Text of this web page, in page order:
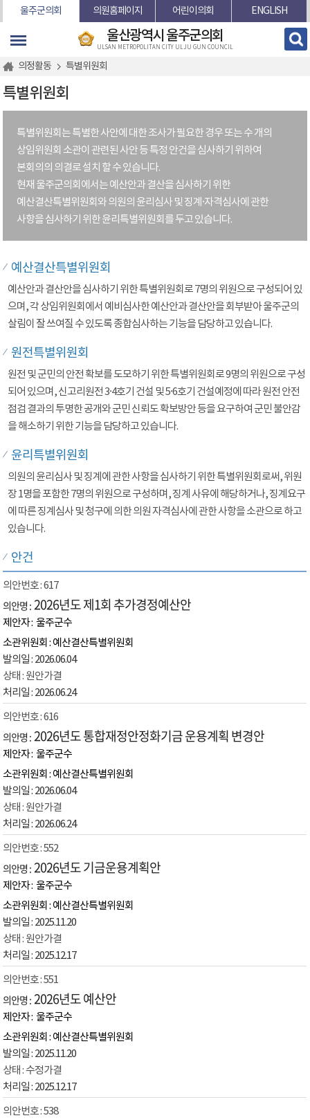
본문바로가기
울주군의회 의원홈페이지 어린이의회 ENGLISH
울산광역시 울주군의회
ULSAN METROPOLITAN CITY ULJU GUN COUNCIL
의정활동 특별위원회
특별위원회
특별위원회는 특별한 사안에 대한 조사가 필요한 경우 또는 수 개의
상임위원회 소관이 관련된 사안 등 특정 안건을 심사하기 위하여
본회의의 의결로 설치 할 수 있습니다.
현재 울주군의회에서는 예산안과 결산을 심사하기 위한
예산결산특별위원회와 의원의 윤리심사 및 징계·자격심사에 관한
사항을 심사하기 위한 윤리특별위원회를 두고 있습니다.
예산결산특별위원회
예산안과 결산안을 심사하기 위한 특별위원회로 7명의 위원으로 구성되어 있
으며, 각 상임위원회에서 예비심사한 예산안과 결산안을 회부받아 울주군의
살림이 잘 쓰여질 수 있도록 종합심사하는 기능을 담당하고 있습니다.
원전특별위원회
원전 및 군민의 안전 확보를 도모하기 위한 특별위원회로 9명의 위원으로 구성
되어 있으며, 신고리원전 3·4호기 건설 및 5·6호기 건설예정에 따라 원전 안전
점검 결과의 투명한 공개와 군민 신뢰도 확보방안 등을 요구하여 군민 불안감
을 해소하기 위한 기능을 담당하고 있습니다.
윤리특별위원회
의원의 윤리심사 및 징계에 관한 사항을 심사하기 위한 특별위원회로써, 위원
장 1명을 포함한 7명의 위원으로 구성하며, 징계 사유에 해당하거나, 징계요구
에 따른 징계심사 및 청구에 의한 의원 자격심사에 관한 사항을 소관으로 하고
있습니다.
안건
617
2026년도 제1회 추가경정예산안
울주군수
예산결산특별위원회
2026.06.04
원안가결
2026.06.24
616
2026년도 통합재정안정화기금 운용계획 변경안
울주군수
예산결산특별위원회
2026.06.04
원안가결
2026.06.24
552
2026년도 기금운용계획안
울주군수
예산결산특별위원회
2025.11.20
원안가결
2025.12.17
551
2026년도 예산안
울주군수
예산결산특별위원회
2025.11.20
수정가결
2025.12.17
538